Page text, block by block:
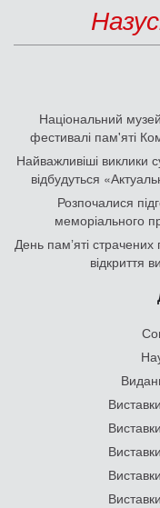
Національний
фестивалі пам'яті
Найважливіші виклики
відбудуться
Розпочалися
меморіального
День памʼяті
відкриття